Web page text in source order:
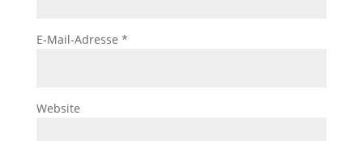
E-Mail-Adresse *
Website